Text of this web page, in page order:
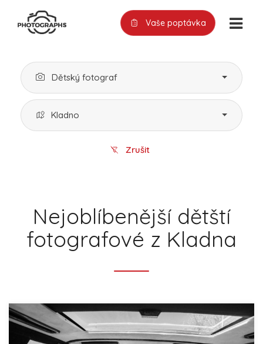
Vaše poptávka
Dětský fotograf
Kladno
Zrušit
Nejoblíbenější dětští
fotografové z Kladna